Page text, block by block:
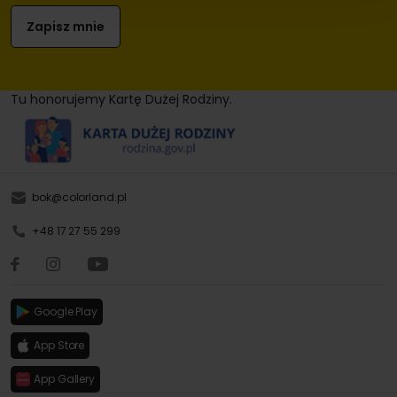
Tu honorujemy Kartę Dużej Rodziny.
bok@colorland.pl
+48 17 27 55 299
Google Play
App Store
App Gallery